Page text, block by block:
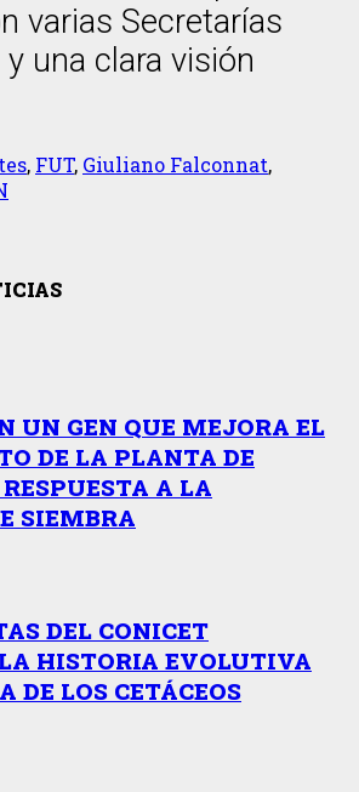
varias Secretarías
una clara visión
, FUT, Giuliano Falconnat,
UN GEN QUE MEJORA EL
DE LA PLANTA DE
A LA
SIEMBRA
DEL CONICET
HISTORIA EVOLUTIVA
DE LOS CETÁCEOS